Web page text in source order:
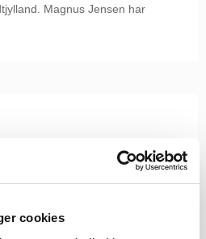
cookies
Magnus Jensen har